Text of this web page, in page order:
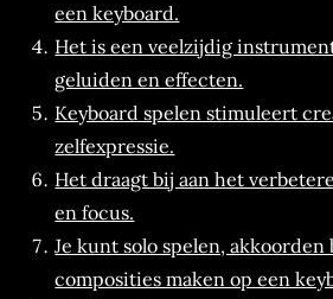
een keyboard.
Het is een veelzijdig
geluiden en effecten.
Keyboard spelen stimuleert
zelfexpressie.
Het draagt bij aan het
en focus.
Je kunt solo spelen, akkoorden
composities maken op een